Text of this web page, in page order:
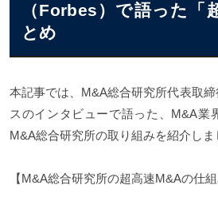
（Forbes）で語った「
とめ
本記事では、M&A総合研究所代表取
スのインタビューで語った、M&A業
M&A総合研究所の取り組みを紹介しま
【M&A総合研究所の超高速M&Aの仕組